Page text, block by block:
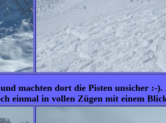
machten dort die Pisten unsicher :-
einmal in vollen Zügen mit einem